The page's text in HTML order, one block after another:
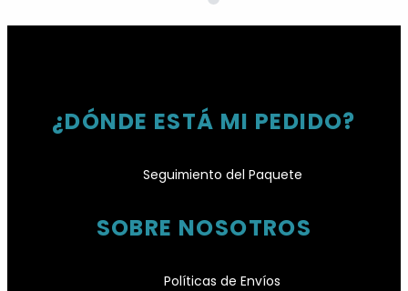
¿DÓNDE ESTÁ MI PEDIDO?
Seguimiento del Paquete
SOBRE NOSOTROS
Políticas de Envíos